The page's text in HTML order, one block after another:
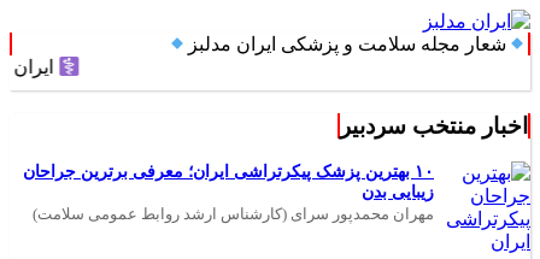
شعار مجله سلامت و پزشکی ایران مدلبز
ایران مدلبز؛
اخبار منتخب سردبیر
۱۰ بهترین پزشک پیکرتراشی ایران؛ معرفی برترین جراحان
زیبایی بدن
مهران محمدپور سرای (کارشناس ارشد روابط عمومی سلامت)